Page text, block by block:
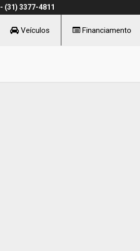
- (31) 3377-4811
Veículos Financiamento